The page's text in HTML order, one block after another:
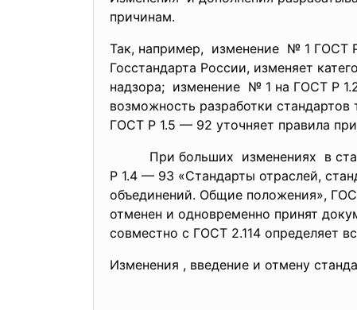
причинам.
Так, например, изменение № 1 ГОСТ
Госстандарта России, изменяет
надзора; изменение № 1 на ГОСТ Р
возможность разработки
ГОСТ Р 1.5 — 92 уточняет правила
При больших изменениях в
Р 1.4 — 93 «Стандарты отраслей,
объединений. Общие положения»,
отменен и одновременно принят
совместно с ГОСТ 2.114 определяет
Изменения , введение и отмену